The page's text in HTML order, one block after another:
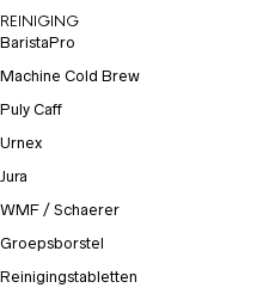
REINIGING
BaristaPro
Machine Cold Brew
Puly Caff
Urnex
Jura
WMF / Schaerer
Groepsborstel
Reinigingstabletten